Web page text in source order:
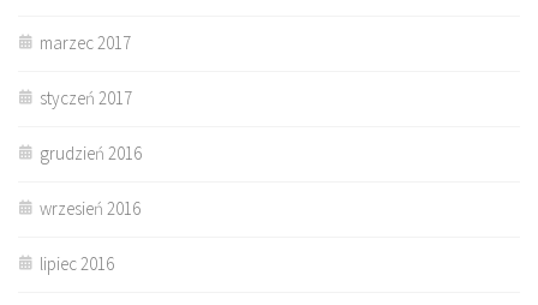
marzec 2017
styczeń 2017
grudzień 2016
wrzesień 2016
lipiec 2016